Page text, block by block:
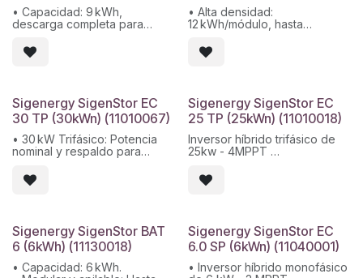
• Capacidad: 9 kWh,
descarga completa para
• Modular y apilable: Hasta 6
módulos por pila, escalable a
Conectores autoenchufables,
puesta en marcha en minutos.
• Integración inteligente:
Compatible con inversores
SigenStor EC y app mySigen.
• Alta densidad:
12 kWh/módulo, hasta
• Seguridad: IP66, supresión
de incendios y control
Integración CAN con los
inversores Sigenergy, 4‑21
módulos
• Instalación rápida: Montaje
en suelo, refrigeración por
aire, puesta en marcha simple
Sigenergy SigenStor EC
30 TP (30kWn) (11010067)
• 30 kW Trifásico: Potencia
nominal y respaldo para
• 4 MPPTs: Hasta 48 kWp de
solar con gestión optimizada.
energético.
• IP66 y conectividad total:
Robustez y control remoto
integrado.
Sigenergy SigenStor EC
25 TP (25kWn) (11010018)
Inversor híbrido trifásico de
25kw - 4MPPT
Máx. voltaje de entrada:
1100V
Máx. intensidad por MPPT:
16A
Eficiencia máxima:98.4%
Protección: IP66
Garantía 10 años
Sigenergy SigenStor BAT
6 (6kWh) (11130018)
• Capacidad: 6 kWh.
Sigenergy SigenStor EC
6.0 SP (6kWn) (11040001)
• Inversor híbrido monofásico